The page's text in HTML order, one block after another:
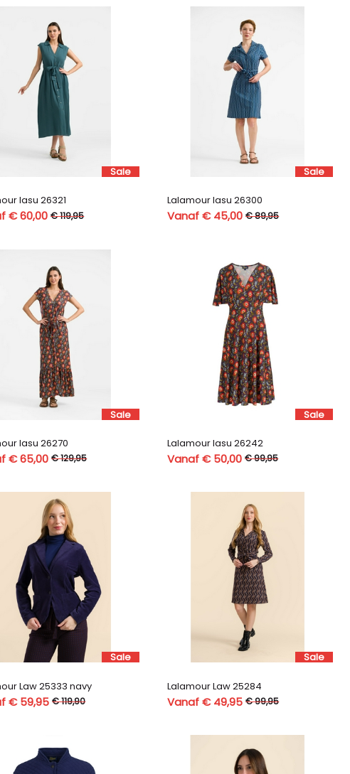
Sale
lasu 26321
€ 60,00 € 119,95
Sale
Lalamour lasu 26300
Vanaf € 45,00 € 89,95
Sale
lasu 26270
€ 65,00 € 129,95
Sale
Lalamour lasu 26242
Vanaf € 50,00 € 99,95
Sale
Law 25333 navy
€ 59,95 € 119,90
Sale
Lalamour Law 25284
Vanaf € 49,95 € 99,95